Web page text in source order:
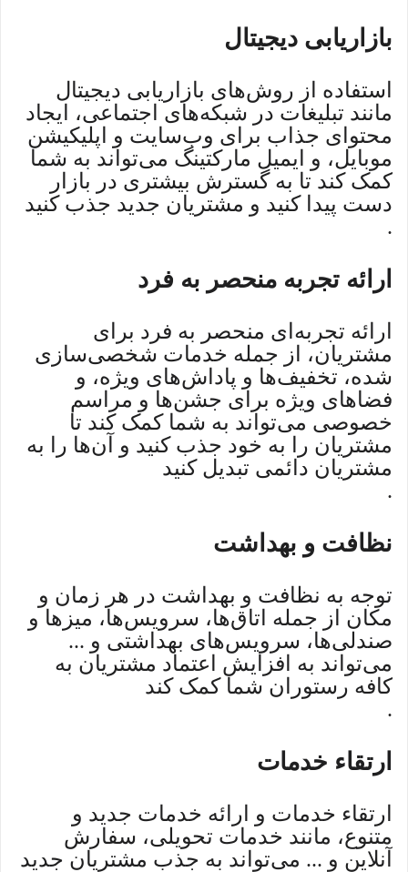
بازاریابی دیجیتال
استفاده از روش‌های بازاریابی دیجیتال
مانند تبلیغات در شبکه‌های اجتماعی، ایجاد
محتوای جذاب برای وب‌سایت و اپلیکیشن
موبایل، و ایمیل مارکتینگ می‌تواند به شما
کمک کند تا به گسترش بیشتری در بازار
دست پیدا کنید و مشتریان جدید جذب کنید
.
ارائه تجربه منحصر به فرد
ارائه تجربه‌ای منحصر به فرد برای
مشتریان، از جمله خدمات شخصی‌سازی
شده، تخفیف‌ها و پاداش‌های ویژه، و
فضاهای ویژه برای جشن‌ها و مراسم
خصوصی می‌تواند به شما کمک کند تا
مشتریان را به خود جذب کنید و آن‌ها را به
مشتریان دائمی تبدیل کنید
.
نظافت و بهداشت
توجه به نظافت و بهداشت در هر زمان و
مکان از جمله اتاق‌ها، سرویس‌ها، میزها و
صندلی‌ها، سرویس‌های بهداشتی و ...
می‌تواند به افزایش اعتماد مشتریان به
کافه رستوران شما کمک کند
.
ارتقاء خدمات
ارتقاء خدمات و ارائه خدمات جدید و
متنوع، مانند خدمات تحویلی، سفارش
آنلاین و ... می‌تواند به جذب مشتریان جدید